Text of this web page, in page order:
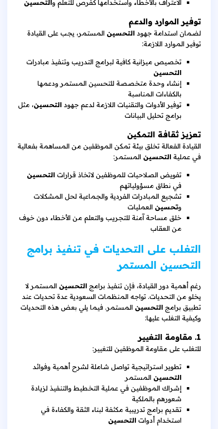
الاعتراف بالأخطاء واستخدامها كفرص للتعلم و التحسين
توفير الموارد والدعم
لضمان استدامة جهود التحسين المستمر، يجب على القيادة
توفير الموارد اللازمة:
تخصيص ميزانية كافية لبرامج التدريب وتنفيذ مبادرات
التحسين
إنشاء وحدة متخصصة للتحسين المستمر ودعمها
بالكفاءات المناسبة
توفير الأدوات والتقنيات اللازمة لدعم جهود التحسين، مثل
برامج تحليل البيانات
تعزيز ثقافة التمكين
القيادة الفعالة تخلق بيئة تمكن الموظفين من المساهمة بفعالية
في عملية التحسين المستمر:
تفويض الصلاحيات للموظفين لاتخاذ قرارات التحسين
في نطاق مسؤولياتهم
تشجيع المبادرات الفردية والجماعية لحل المشكلات
وتحسين العمليات
خلق مساحة آمنة للتجريب والتعلم من الأخطاء دون خوف
من العقاب
التغلب على التحديات في تنفيذ برامج
التحسين المستمر
رغم أهمية دور القيادة، فإن تنفيذ برامج التحسين المستمر لا
يخلو من التحديات. تواجه المنظمات السعودية عدة تحديات عند
تطبيق برامج التحسين المستمر. فيما يلي بعض هذه التحديات
وكيفية التغلب عليها:
1. مقاومة التغيير
للتغلب على مقاومة الموظفين للتغيير:
تطوير استراتيجية تواصل شاملة لشرح أهمية وفوائد
التحسين المستمر
إشراك الموظفين في عملية التخطيط والتنفيذ لزيادة
شعورهم بالملكية
تقديم برامج تدريبية مكثفة لبناء الثقة والكفاءة في
استخدام أدوات التحسين